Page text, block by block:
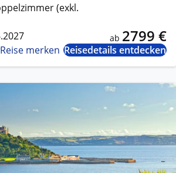
(exkl.
ab 2799 €
Reise merken Reisedetails entdecken